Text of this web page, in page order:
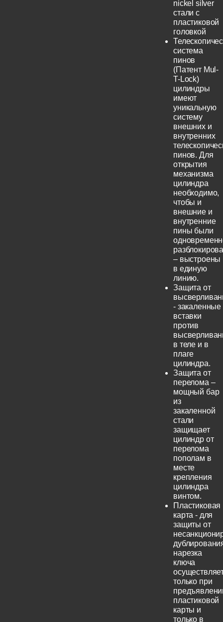
nickel silver
стали с
пластиковой
головкой
система
пинов
(Патент Mul-
T-Lock)
цилиндры
имеют
уникальную
систему
внешних и
внутренних
пинов. Для
открытия
механизма
цилиндра
необходимо,
чтобы и
внешние и
внутренние
пины были
– выстроены
в единую
линию.
Защита от
- закаленные
вставки
против
в теле и в
плаге
цилиндра.
Защита от
перелома –
мощный бар
из
закаленной
стали
защищает
цилиндр от
перелома
пополам в
месте
крепления
цилиндра
винтом.
Пластиковая
карта - для
защиты от
нарезка
ключа
только при
пластиковой
карты и
только в